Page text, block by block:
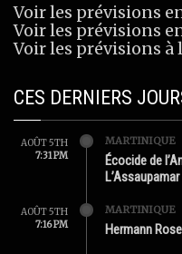
Voir les prévisions
Voir les prévisions
Voir les prévisions à
CES DERNIERS
AOÛT 5TH
7:31 PM
MARTINIQUE
Écocide de
AOÛT 5TH
7:16 PM
MARTINIQUE
Hermann